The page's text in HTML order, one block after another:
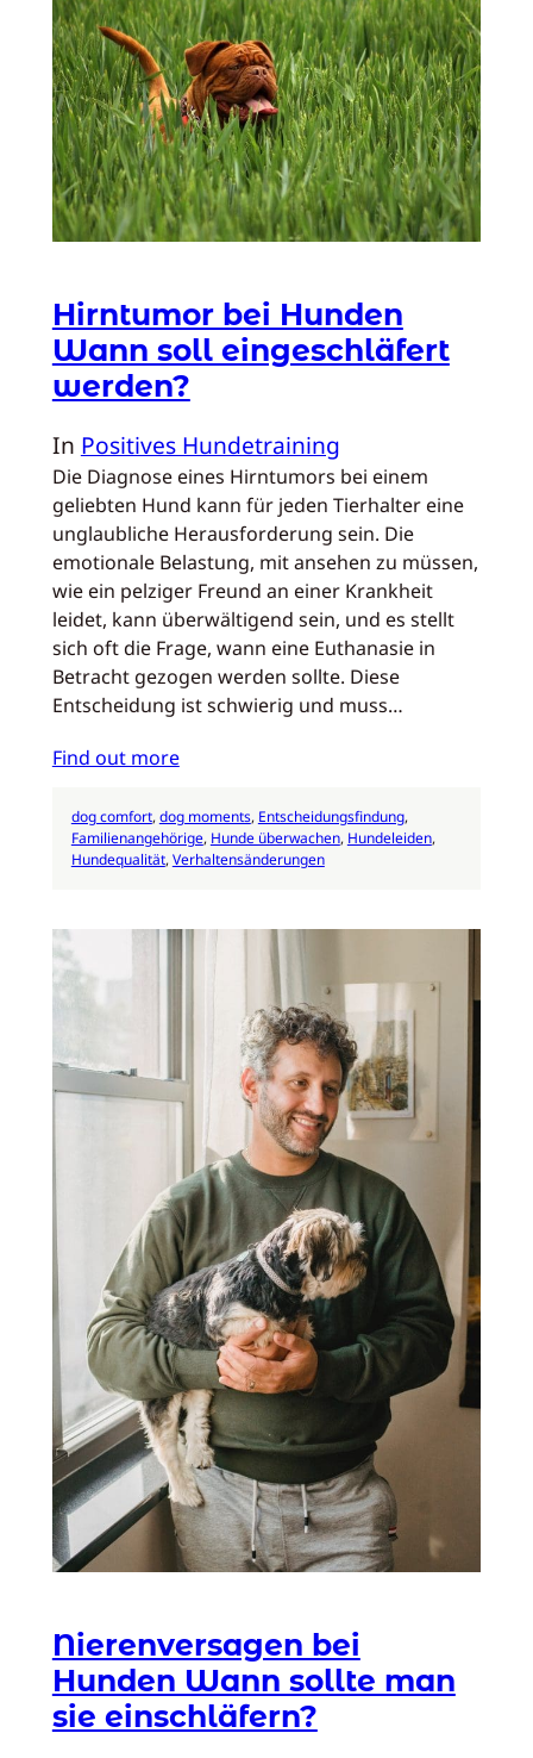
Hirntumor bei Hunden
Wann soll eingeschläfert
werden?
In Positives Hundetraining
Die Diagnose eines Hirntumors bei einem
geliebten Hund kann für jeden Tierhalter eine
unglaubliche Herausforderung sein. Die
emotionale Belastung, mit ansehen zu müssen,
wie ein pelziger Freund an einer Krankheit
leidet, kann überwältigend sein, und es stellt
sich oft die Frage, wann eine Euthanasie in
Betracht gezogen werden sollte. Diese
Entscheidung ist schwierig und muss…
Find out more
dog comfort, dog moments, Entscheidungsfindung
Familienangehörige, Hunde überwachen, Hundeleiden
Hundequalität, Verhaltensänderungen
Nierenversagen bei
Hunden Wann sollte man
sie einschläfern?